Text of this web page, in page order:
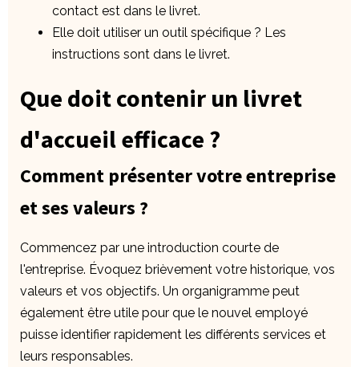
contact est dans le livret.
Elle doit utiliser un outil spécifique ? Les
instructions sont dans le livret.
Que doit contenir un livret
d'accueil efficace ?
Comment présenter votre entreprise
et ses valeurs ?
Commencez par une introduction courte de
l'entreprise. Évoquez brièvement votre historique, vos
valeurs et vos objectifs. Un organigramme peut
également être utile pour que le nouvel employé
puisse identifier rapidement les différents services et
leurs responsables.